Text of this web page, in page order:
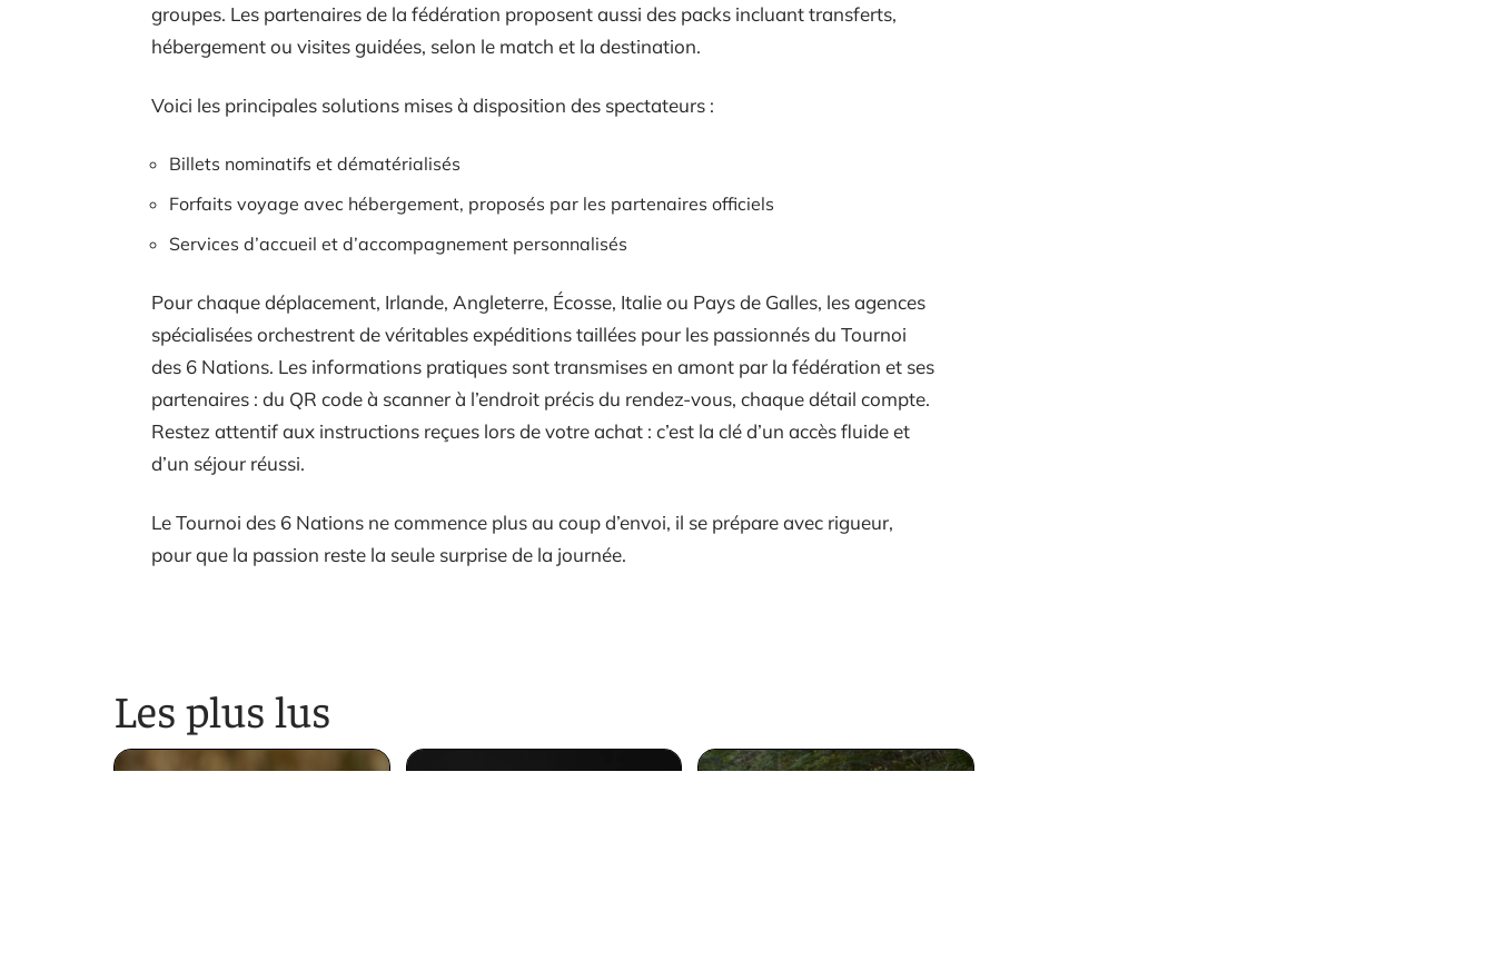
groupes. Les partenaires de la fédération proposent aussi des packs incluant transferts,
hébergement ou visites guidées, selon le match et la destination.
Voici les principales solutions mises à disposition des spectateurs :
Billets nominatifs et dématérialisés
Forfaits voyage avec hébergement, proposés par les partenaires officiels
Services d’accueil et d’accompagnement personnalisés
Pour chaque déplacement, Irlande, Angleterre, Écosse, Italie ou Pays de Galles, les agences
spécialisées orchestrent de véritables expéditions taillées pour les passionnés du Tournoi
des 6 Nations. Les informations pratiques sont transmises en amont par la fédération et ses
partenaires : du QR code à scanner à l’endroit précis du rendez-vous, chaque détail compte.
Restez attentif aux instructions reçues lors de votre achat : c’est la clé d’un accès fluide et
d’un séjour réussi.
Le Tournoi des 6 Nations ne commence plus au coup d’envoi, il se prépare avec rigueur,
pour que la passion reste la seule surprise de la journée.
Les plus lus